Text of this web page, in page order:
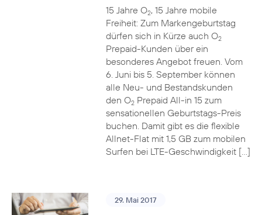
15 Jahre O2, 15 Jahre mobile
Freiheit: Zum Markengeburtstag
dürfen sich in Kürze auch O2
Prepaid-Kunden über ein
besonderes Angebot freuen. Vom
6. Juni bis 5. September können
alle Neu- und Bestandskunden
den O2Prepaid All-in 15 zum
sensationellen Geburtstags-Preis
buchen. Damit gibt es die flexible
Allnet-Flat mit 1,5 GB zum mobilen
Surfen bei LTE-Geschwindigkeit […]
29. Mai 2017